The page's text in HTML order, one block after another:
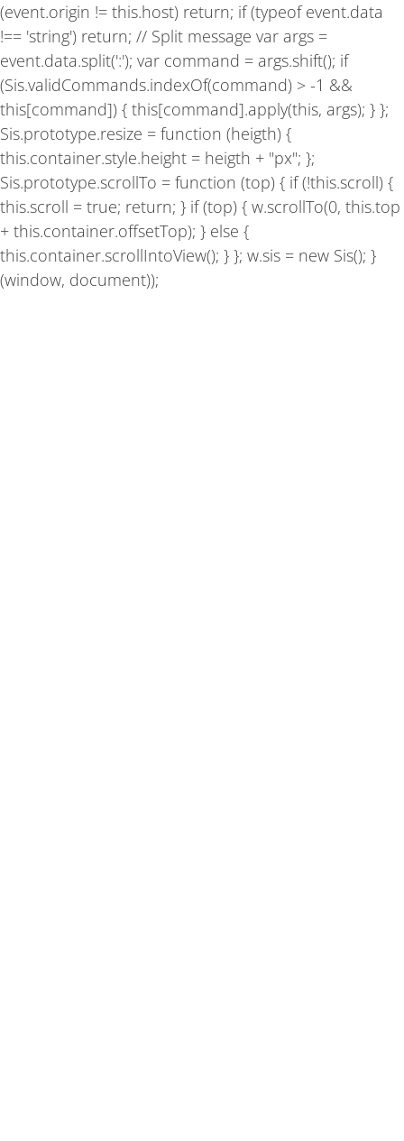
(event.origin != this.host) return; if (typeof event.data
!== 'string') return; // Split message var args =
event.data.split(':'); var command = args.shift(); if
(Sis.validCommands.indexOf(command) > -1 &&
this[command]) { this[command].apply(this, args); } };
Sis.prototype.resize = function (heigth) {
this.container.style.height = heigth + "px"; };
Sis.prototype.scrollTo = function (top) { if (!this.scroll) {
this.scroll = true; return; } if (top) { w.scrollTo(0, this.top
+ this.container.offsetTop); } else {
this.container.scrollIntoView(); } }; w.sis = new Sis(); }
(window, document));